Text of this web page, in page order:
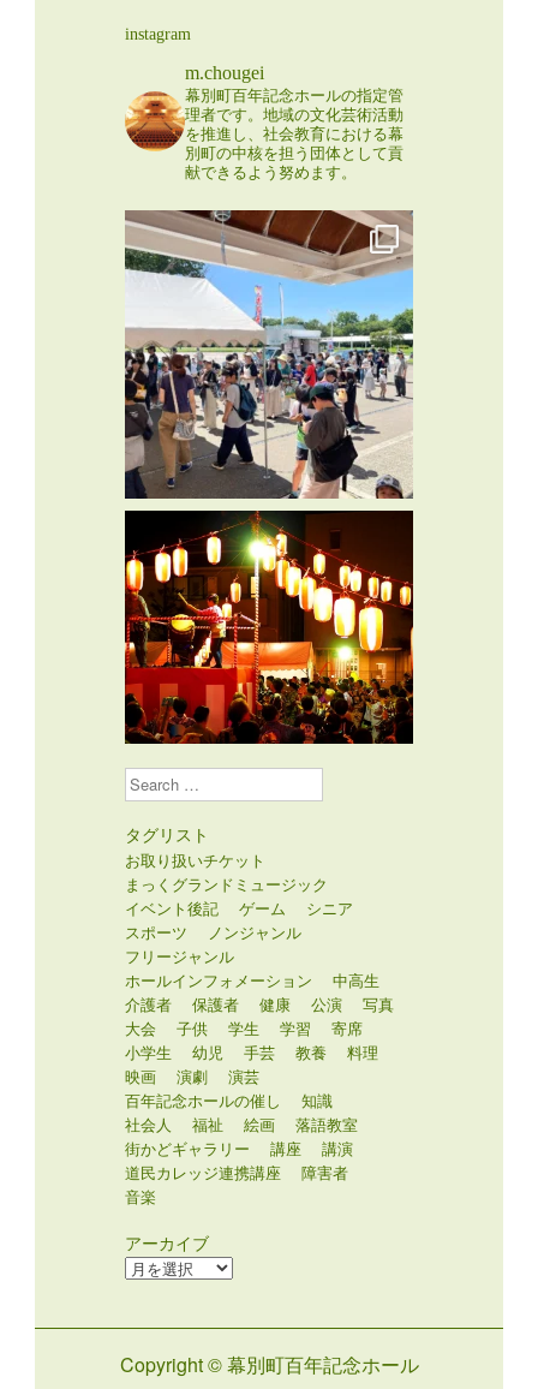
instagram
m.chougei
幕別町百年記念ホールの指定管
理者です。地域の文化芸術活動
を推進し、社会教育における幕
別町の中核を担う団体として貢
献できるよう努めます。
Search
タグリスト
お取り扱いチケット
まっくグランドミュージック
イベント後記
ゲーム
シニア
スポーツ
ノンジャンル
フリージャンル
ホールインフォメーション
中高生
介護者
保護者 健康 公演
写真
大会
子供 学生 学習
寄席
小学生
幼児 手芸 教養
料理
映画
演劇
演芸
百年記念ホールの催し
知識
社会人
福祉 絵画
落語教室
街かどギャラリー
講座
講演
道民カレッジ連携講座
障害者
音楽
アーカイブ
ア
ブ
Copyright © 幕別町百年記念ホール